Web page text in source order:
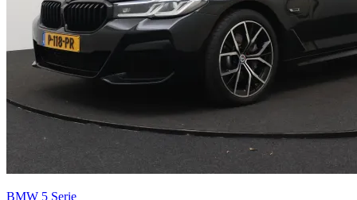
BMW 5 Serie